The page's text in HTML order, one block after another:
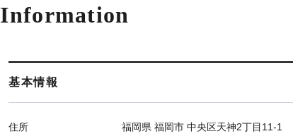
Information
基本情報
住所 福岡県 福岡市 中央区天神2丁目11-1